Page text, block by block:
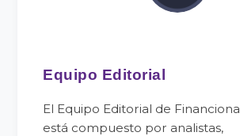
Equipo Editorial
El Equipo Editorial de
está compuesto por analistas,